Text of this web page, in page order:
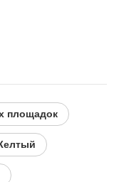
площадок